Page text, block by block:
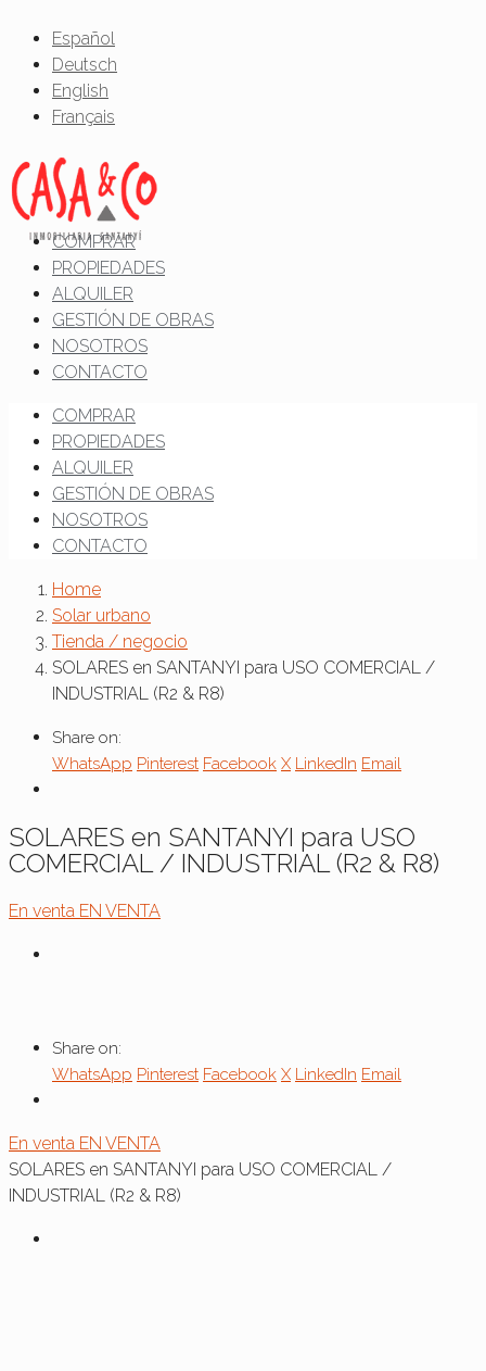
Español
Deutsch
English
Français
COMPRAR
PROPIEDADES
ALQUILER
GESTIÓN DE OBRAS
NOSOTROS
CONTACTO
COMPRAR
PROPIEDADES
ALQUILER
GESTIÓN DE OBRAS
NOSOTROS
CONTACTO
Home
Solar urbano
Tienda / negocio
SOLARES en SANTANYI para USO COMERCIAL /
INDUSTRIAL (R2 & R8)
Share on:
WhatsApp Pinterest Facebook X LinkedIn Email
SOLARES en SANTANYI para USO
COMERCIAL / INDUSTRIAL (R2 & R8)
En venta EN VENTA
Share on:
WhatsApp Pinterest Facebook X LinkedIn Email
En venta EN VENTA
SOLARES en SANTANYI para USO COMERCIAL /
INDUSTRIAL (R2 & R8)